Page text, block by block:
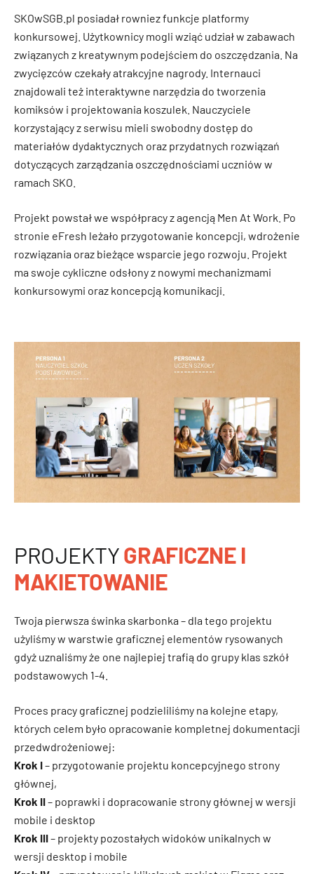
SKOwSGB.pl posiadał rowniez funkcje platformy
konkursowej. Użytkownicy mogli wziąć udział w zabawach
związanych z kreatywnym podejściem do oszczędzania. Na
zwycięzców czekały atrakcyjne nagrody. Internauci
znajdowali też interaktywne narzędzia do tworzenia
komiksów i projektowania koszulek. Nauczyciele
korzystający z serwisu mieli swobodny dostęp do
materiałów dydaktycznych oraz przydatnych rozwiązań
dotyczących zarządzania oszczędnościami uczniów w
ramach SKO.
Projekt powstał we współpracy z agencją Men At Work. Po
stronie eFresh leżało przygotowanie koncepcji, wdrożenie
rozwiązania oraz bieżące wsparcie jego rozwoju. Projekt
ma swoje cykliczne odsłony z nowymi mechanizmami
konkursowymi oraz koncepcją komunikacji.
PROJEKTYGRAFICZNE I
MAKIETOWANIE
Twoja pierwsza świnka skarbonka – dla tego projektu
użyliśmy w warstwie graficznej elementów rysowanych
gdyż uznaliśmy że one najlepiej trafią do grupy klas szkół
podstawowych 1-4.
Proces pracy graficznej podzieliliśmy na kolejne etapy,
których celem było opracowanie kompletnej dokumentacji
przedwdrożeniowej:
Krok I– przygotowanie projektu koncepcyjnego strony
głównej,
Krok II– poprawki i dopracowanie strony głównej w wersji
mobile i desktop
Krok III– projekty pozostałych widoków unikalnych w
wersji desktop i mobile